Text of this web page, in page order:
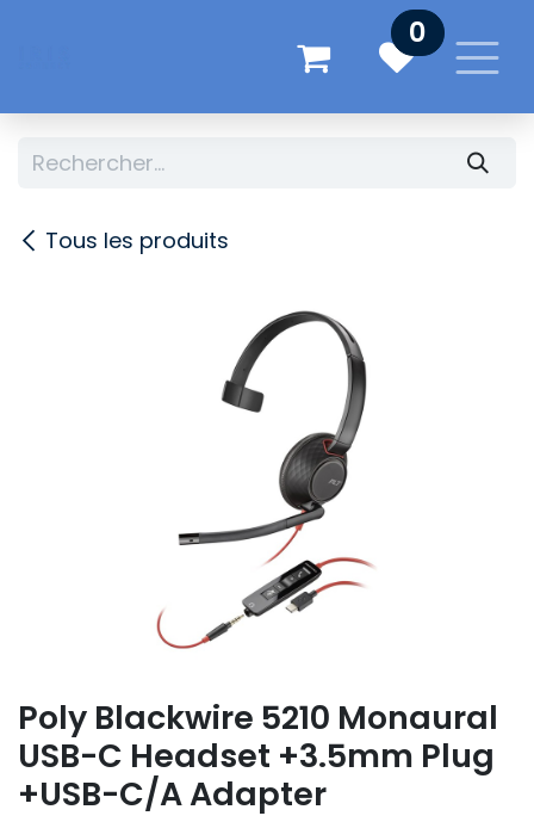
0
Tous les produits
Poly Blackwire 5210 Monaural
USB-C Headset +3.5mm Plug
+USB-C/A Adapter